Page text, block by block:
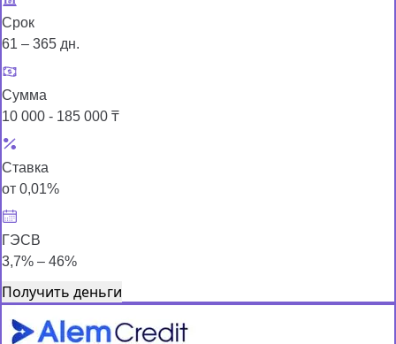
Срок
61 – 365 дн.
Сумма
10 000 - 185 000 ₸
Ставка
от 0,01%
ГЭСВ
3,7% – 46%
Получить деньги